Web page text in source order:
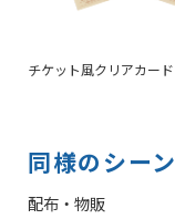
チケット風クリアカード
同様のシーン
配布・物販